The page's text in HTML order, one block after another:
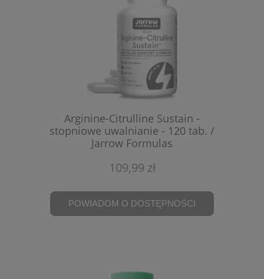
Arginine-Citrulline Sustain -
stopniowe uwalnianie - 120 tab. /
Jarrow Formulas
109,99 zł
POWIADOM O DOSTĘPNOŚCI